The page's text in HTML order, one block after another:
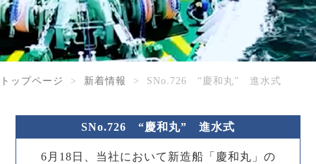
トップページ 新着情報 SNo.726 “慶和丸” 進水式
SNo.726 “慶和丸” 進水式
6月18日、当社において新造船「慶和丸」の